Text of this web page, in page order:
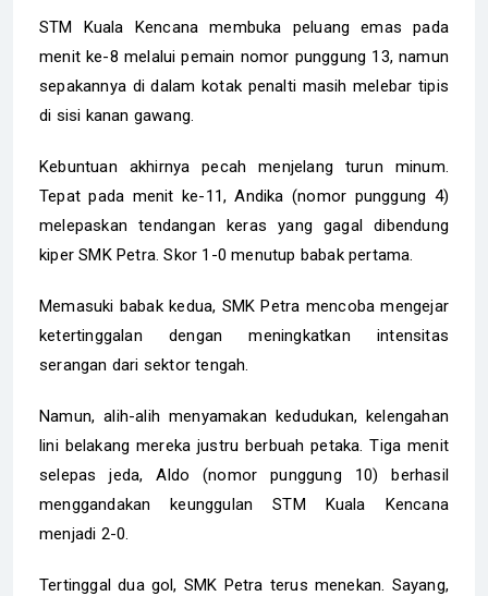
STM Kuala Kencana membuka peluang emas pada
menit ke-8 melalui pemain nomor punggung 13, namun
sepakannya di dalam kotak penalti masih melebar tipis
di sisi kanan gawang.
Kebuntuan akhirnya pecah menjelang turun minum.
Tepat pada menit ke-11, Andika (nomor punggung 4)
melepaskan tendangan keras yang gagal dibendung
kiper SMK Petra. Skor 1-0 menutup babak pertama.
Memasuki babak kedua, SMK Petra mencoba mengejar
ketertinggalan dengan meningkatkan intensitas
serangan dari sektor tengah.
Namun, alih-alih menyamakan kedudukan, kelengahan
lini belakang mereka justru berbuah petaka. Tiga menit
selepas jeda, Aldo (nomor punggung 10) berhasil
menggandakan keunggulan STM Kuala Kencana
menjadi 2-0.
Tertinggal dua gol, SMK Petra terus menekan. Sayang,